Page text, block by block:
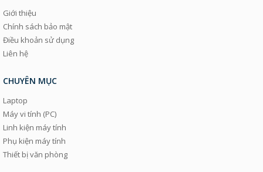
Giới thiệu
Chính sách bảo mật
Điều khoản sử dụng
Liên hệ
CHUYÊN MỤC
Laptop
Máy vi tính (PC)
Linh kiện máy tính
Phụ kiện máy tính
Thiết bị văn phòng